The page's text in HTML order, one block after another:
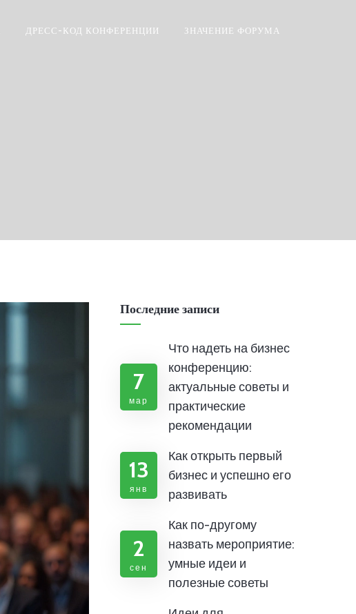
ДРЕСС-КОД КОНФЕРЕНЦИИ ЗНАЧЕНИЕ ФОРУМА
Последние записи
7
мар
Что надеть на бизнес
конференцию:
актуальные советы и
практические
рекомендации
13
янв
Как открыть первый
бизнес и успешно его
развивать
2
сен
Как по-другому
назвать мероприятие:
умные идеи и
полезные советы